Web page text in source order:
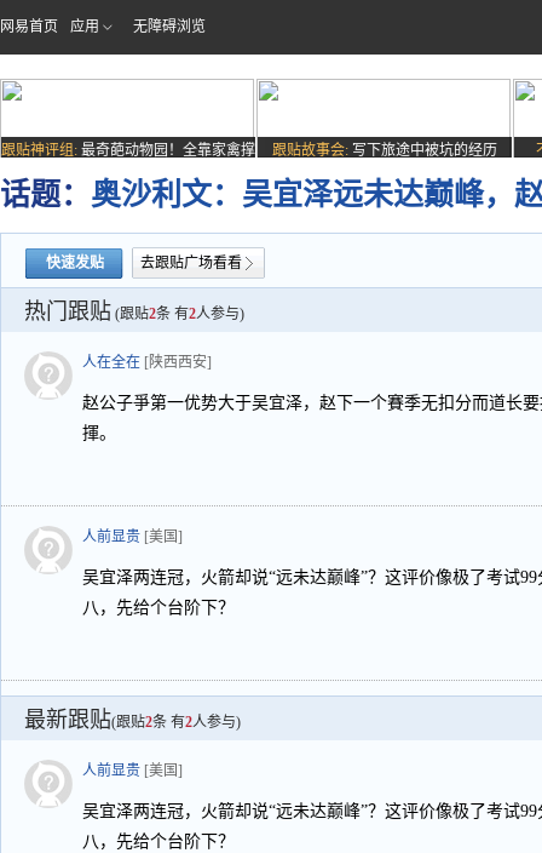
网易首页 应用 无障碍浏览
跟贴神评组: 最奇葩动物园！全靠家禽撑
场子
跟贴故事会: 写下旅途中被坑的经历
话题： 奥沙利文：吴宜泽远未达巅峰，
快速发贴 去跟贴广场看看
热门跟贴 (跟贴2条 有2人参与)
人在全在 [陕西西安]
赵公子爭第一优势大于吴宜泽，赵下一个賽季无扣分而道长
揮。
人前显贵 [美国]
吴宜泽两连冠，火箭却说“远未达巅峰”？这评价像极了考试
八，先给个台阶下？
最新跟贴(跟贴2条 有2人参与)
人前显贵 [美国]
吴宜泽两连冠，火箭却说“远未达巅峰”？这评价像极了考试
八，先给个台阶下？